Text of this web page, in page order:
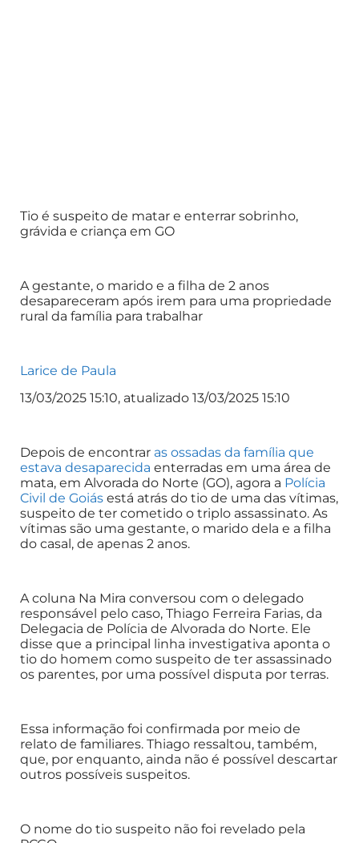
Tio é suspeito de matar e enterrar sobrinho,
grávida e criança em GO
A gestante, o marido e a filha de 2 anos
desapareceram após irem para uma propriedade
rural da família para trabalhar
Larice de Paula
13/03/2025 15:10, atualizado 13/03/2025 15:10
Depois de encontrar as ossadas da família que
estava desaparecida enterradas em uma área de
mata, em Alvorada do Norte (GO), agora a Polícia
Civil de Goiás está atrás do tio de uma das vítimas,
suspeito de ter cometido o triplo assassinato. As
vítimas são uma gestante, o marido dela e a filha
do casal, de apenas 2 anos.
A coluna Na Mira conversou com o delegado
responsável pelo caso, Thiago Ferreira Farias, da
Delegacia de Polícia de Alvorada do Norte. Ele
disse que a principal linha investigativa aponta o
tio do homem como suspeito de ter assassinado
os parentes, por uma possível disputa por terras.
Essa informação foi confirmada por meio de
relato de familiares. Thiago ressaltou, também,
que, por enquanto, ainda não é possível descartar
outros possíveis suspeitos.
O nome do tio suspeito não foi revelado pela